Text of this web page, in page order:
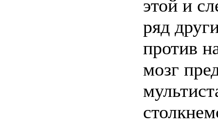
этой и
ряд
против
мозг